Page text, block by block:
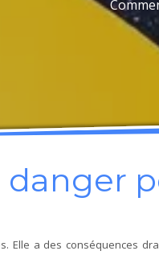
Elle a des conséquences